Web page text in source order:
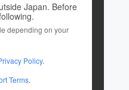
Japan. Before
depending on your
Policy.
Terms.